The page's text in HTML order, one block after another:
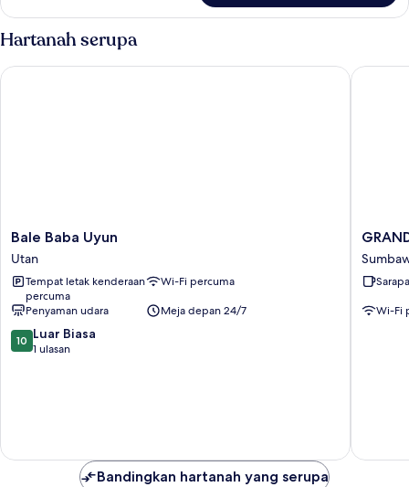
Bungalow,
Garden
View
Hartanah serupa
Bale
Baba
Uyun
Utan
Bale Baba Uyun
Utan
Tempat letak kenderaan
percuma
Wi-Fi percuma
Penyaman udara
Meja depan 24/7
10.0
daripada
10 Luar Biasa
1 ulasan
Bale Baba Uyun
GRAND
HOTEL
Wi-Fi
GRAND
Bandingkan hartanah yang serupa